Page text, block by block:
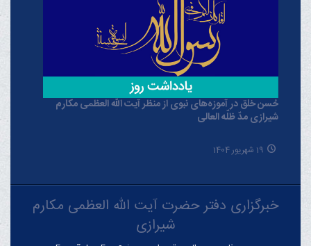
حُسن خلق در آموزه‌های نبوی از منظر آیت الله العظمی مکارم
شیرازی مدّ ظلّه العالی
19 شهریور 1404
خبرگزاری دفتر حضرت آیت الله العظمی مکارم
شیرازی